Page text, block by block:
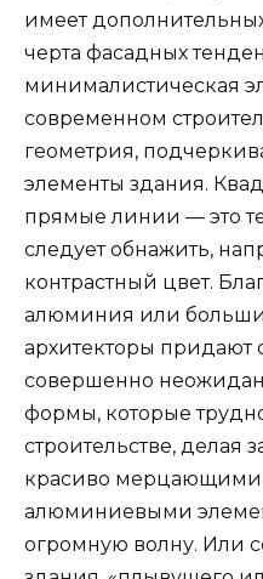
имеет
черта фасадных
минималистическая
современном
геометрия,
элементы здания.
прямые линии — это
следует обнажить,
контрастный цвет.
алюминия или
архитекторы
совершенно
формы, которые
строительстве, делая
красиво мерцающими
алюминиевыми
огромную волну. Или